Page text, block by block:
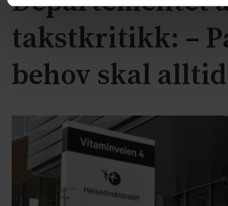
takstkritikk: –
behov skal